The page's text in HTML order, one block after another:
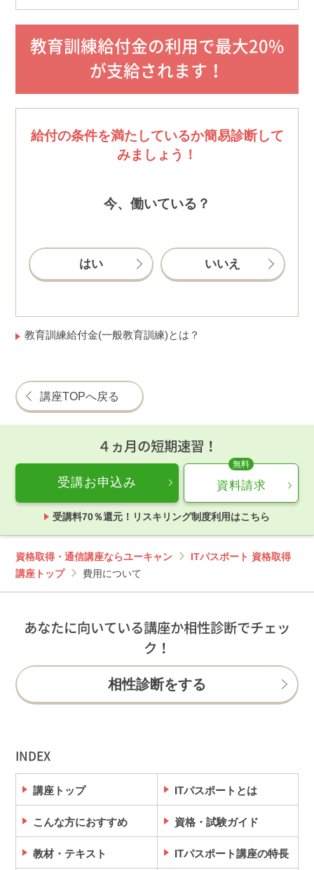
教育訓練給付金の利用で最大20%
が支給されます！
給付の条件を満たしているか簡易診断して
みましょう！
今、働いている？
はい いいえ
教育訓練給付金(一般教育訓練)とは？
講座TOPへ戻る
４ヵ月の短期速習！
受講お申込み 資料請求
受講料70％還元！リスキリング制度利用はこちら
資格取得・通信講座ならユーキャン
ITパスポート 資格取得
講座トップ
費用について
あなたに向いている講座か相性診断でチェッ
ク！
相性診断をする
INDEX
講座トップ ITパスポートとは
こんな方におすすめ 資格・試験ガイド
教材・テキスト ITパスポート講座の特長